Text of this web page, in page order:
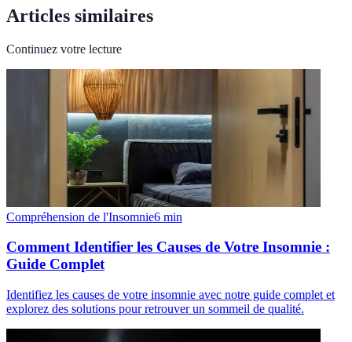
Articles similaires
Continuez votre lecture
Compréhension de l'Insomnie6 min
Comment Identifier les Causes de Votre Insomnie :
Guide Complet
Identifiez les causes de votre insomnie avec notre guide complet et
explorez des solutions pour retrouver un sommeil de qualité.